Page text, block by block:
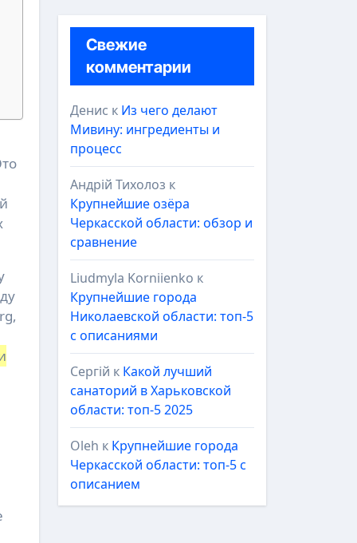
Свежие
комментарии
Денис к Из чего делают
Мивину: ингредиенты и
процесс
Андрій Тихолоз к
Крупнейшие озёра
Черкасской области: обзор и
сравнение
Liudmyla Korniienko к
Крупнейшие города
Николаевской области: топ-5
с описаниями
Сергій к Какой лучший
санаторий в Харьковской
области: топ-5 2025
Oleh к Крупнейшие города
Черкасской области: топ-5 с
описанием